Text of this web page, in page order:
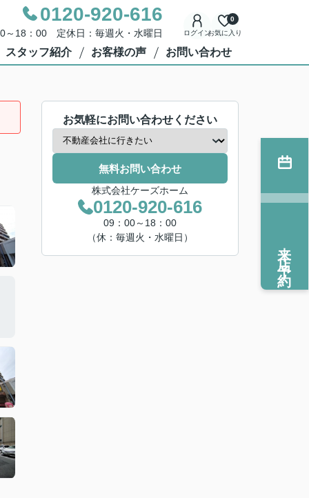
0120-920-616
～18：00 定休日：毎週火・水曜日 ログインお気に入り
0
スタッフ紹介 お客様の声 お問い合わせ
お気軽にお問い合わせください
無料お問い合わせ
株式会社ケーズホーム
0120-920-616
09：00～18：00
（休：毎週火・水曜日）
来店予約